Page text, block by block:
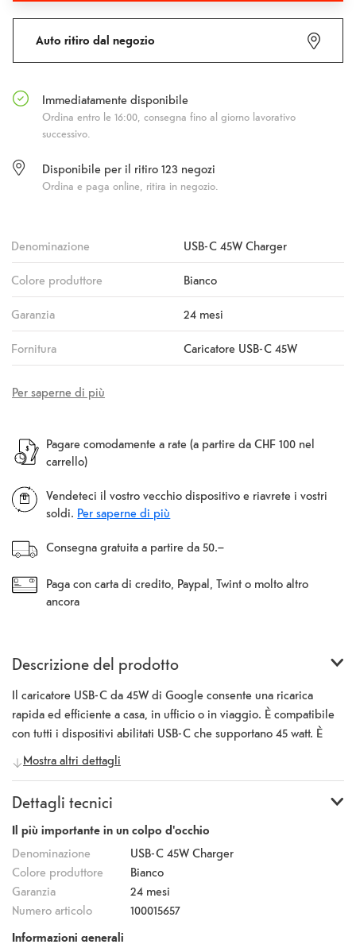
Auto ritiro dal negozio
Immediatamente disponibile
Ordina entro le 16:00, consegna fino al giorno lavorativo
successivo.
Disponibile per il ritiro 123 negozi
Ordina e paga online, ritira in negozio.
Denominazione USB-C 45W Charger
Colore produttore Bianco
Garanzia 24 mesi
Fornitura Caricatore USB-C 45W
Per saperne di più
Pagare comodamente a rate (a partire da CHF 100 nel
carrello)
Vendeteci il vostro vecchio dispositivo e riavrete i vostri
soldi. Per saperne di più
Consegna gratuita a partire da 50.–
Paga con carta di credito, Paypal, Twint o molto altro
ancora
Descrizione del prodotto
Il caricatore USB-C da 45W di Google consente una ricarica
rapida ed efficiente a casa, in ufficio o in viaggio. È compatibile
con tutti i dispositivi abilitati USB-C che supportano 45 watt. È
dotato di una porta USB-C. Il cavo di ricarica è venduto
separatamente.
Mostra altri dettagli
Dettagli tecnici
Il più importante in un colpo d'occhio
Denominazione
USB-C 45W Charger
Colore produttore
Bianco
Garanzia
24 mesi
Numero articolo
100015657
Informazioni generali